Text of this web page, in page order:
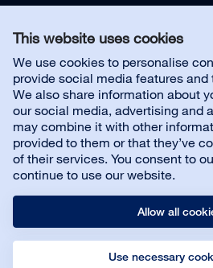
This website uses cookies
We use cookies to personalise
provide social media features
We also share information about
our social media, advertising and
may combine it with other
provided to them or that they’ve
of their services. You consent to
continue to use our website.
Allow all
Use necessary
Om oss